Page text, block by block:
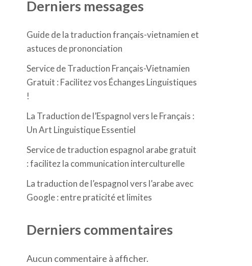
Derniers messages
Guide de la traduction français-vietnamien et
astuces de prononciation
Service de Traduction Français-Vietnamien
Gratuit : Facilitez vos Échanges Linguistiques
!
La Traduction de l’Espagnol vers le Français :
Un Art Linguistique Essentiel
Service de traduction espagnol arabe gratuit
: facilitez la communication interculturelle
La traduction de l’espagnol vers l’arabe avec
Google : entre praticité et limites
Derniers commentaires
Aucun commentaire à afficher.